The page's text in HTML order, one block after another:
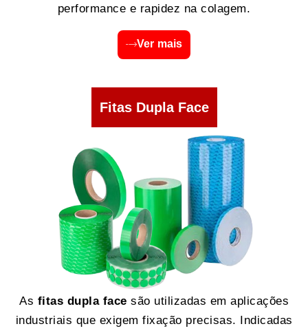
performance e rapidez na colagem.
Ver mais
Fitas Dupla Face
As fitas dupla face são utilizadas em aplicações
industriais que exigem fixação precisas. Indicadas